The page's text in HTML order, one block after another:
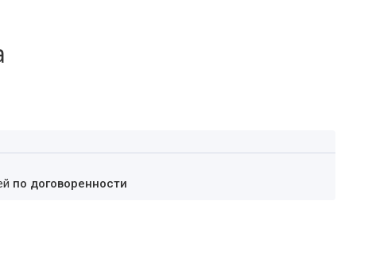
по договоренности